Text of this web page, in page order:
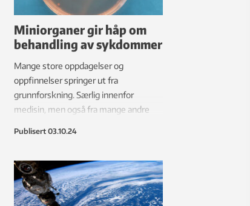
Miniorganer gir håp om
behandling av sykdommer
Mange store oppdagelser og
oppfinnelser springer ut fra
grunnforskning. Særlig innenfor
medisin, men også fra mange andre
Publisert 03.10.24